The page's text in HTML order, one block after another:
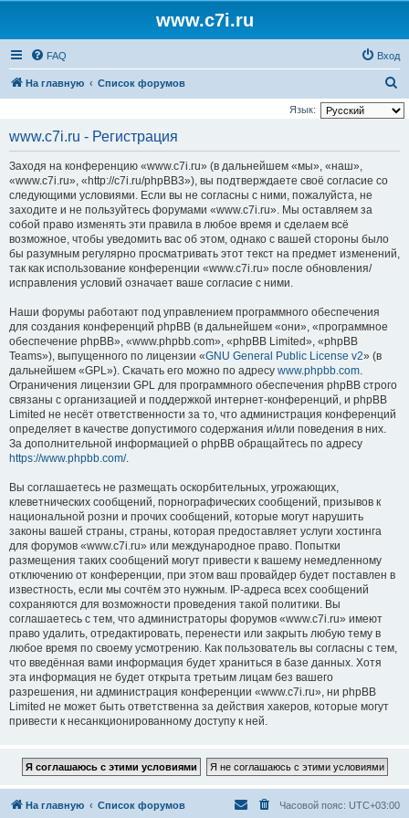
www.c7i.ru
FAQ Вход
На главную Список форумов
о
Язык:
www.c7i.ru - Регистрация
Заходя на конференцию «www.c7i.ru» (в дальнейшем «мы», «наш»,
«www.c7i.ru», «http://c7i.ru/phpBB3»), вы подтверждаете своё согласие со
следующими условиями. Если вы не согласны с ними, пожалуйста, не
заходите и не пользуйтесь форумами «www.c7i.ru». Мы оставляем за
собой право изменять эти правила в любое время и сделаем всё
возможное, чтобы уведомить вас об этом, однако с вашей стороны было
бы разумным регулярно просматривать этот текст на предмет изменений,
так как использование конференции «www.c7i.ru» после обновления/
исправления условий означает ваше согласие с ними.
Наши форумы работают под управлением программного обеспечения
для создания конференций phpBB (в дальнейшем «они», «программное
обеспечение phpBB», «www.phpbb.com», «phpBB Limited», «phpBB
Teams»), выпущенного по лицензии «GNU General Public License v2» (в
дальнейшем «GPL»). Скачать его можно по адресу www.phpbb.com.
Ограничения лицензии GPL для программного обеспечения phpBB строго
связаны с организацией и поддержкой интернет-конференций, и phpBB
Limited не несёт ответственности за то, что администрация конференций
определяет в качестве допустимого содержания и/или поведения в них.
За дополнительной информацией о phpBB обращайтесь по адресу
https://www.phpbb.com/.
Вы соглашаетесь не размещать оскорбительных, угрожающих,
клеветнических сообщений, порнографических сообщений, призывов к
национальной розни и прочих сообщений, которые могут нарушить
законы вашей страны, страны, которая предоставляет услуги хостинга
для форумов «www.c7i.ru» или международное право. Попытки
размещения таких сообщений могут привести к вашему немедленному
отключению от конференции, при этом ваш провайдер будет поставлен в
известность, если мы сочтём это нужным. IP-адреса всех сообщений
сохраняются для возможности проведения такой политики. Вы
соглашаетесь с тем, что администраторы форумов «www.c7i.ru» имеют
право удалить, отредактировать, перенести или закрыть любую тему в
любое время по своему усмотрению. Как пользователь вы согласны с тем,
что введённая вами информация будет храниться в базе данных. Хотя
эта информация не будет открыта третьим лицам без вашего
разрешения, ни администрация конференции «www.c7i.ru», ни phpBB
Limited не может быть ответственна за действия хакеров, которые могут
привести к несанкционированному доступу к ней.
На главную Список форумов Часовой пояс: UTC+03:00